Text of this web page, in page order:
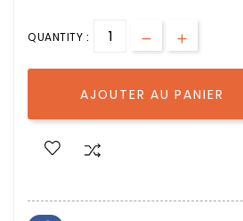
QUANTITY :
AJOUTER AU PANIER